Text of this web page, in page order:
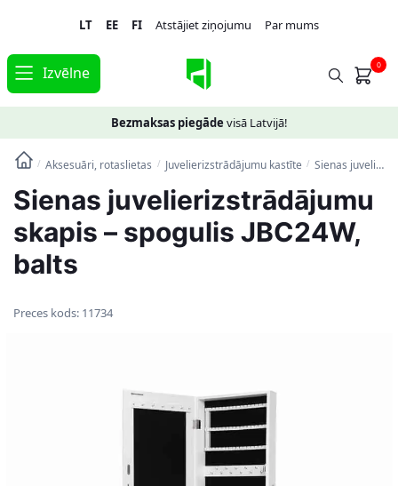
navigation
content
LT EE FI Atstājiet ziņojumu Par mums
Izvēlne 0
Bezmaksas piegāde visā Latvijā!
/ Aksesuāri, rotaslietas / Juvelierizstrādājumu kastīte / Sienas juvelierizstrādājumu skapis – spogulis JBC24W, balts
Sienas juvelierizstrādājumu
skapis – spogulis JBC24W,
balts
Preces kods: 11734